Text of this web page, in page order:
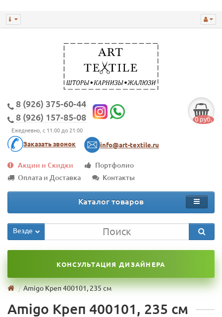
8 (926) 375-60-44
8 (926) 157-85-08
Ежедневно, с 11:00 до 21:00
Заказать звонок info@art-textile.ru
0 руб.
Акции и Скидки
Портфолио
Оплата и Доставка
Контакты
Каталог товаров
Везде
КОНСУЛЬТАЦИЯ ДИЗАЙНЕРА
Amigo Креп 400101, 235 см
Amigo Креп 400101, 235 см